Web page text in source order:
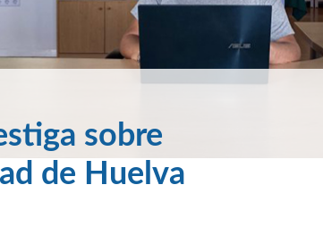
sobre
de Huelva